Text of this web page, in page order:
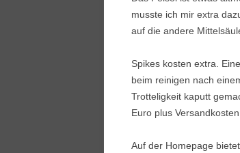
musste ich mir extra
auf die andere
Spikes kosten extra.
beim reinigen nach
Trotteligkeit kaputt
Euro plus Versandkosten.
Auf der Homepage